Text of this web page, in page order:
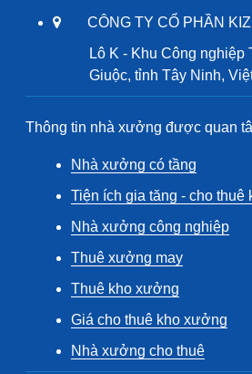
CÔNG TY CỔ PHẦN
Lô K - Khu Công nghiệp
Giuộc, tỉnh Tây Ninh,
Thông tin nhà xưởng được quan
Nhà xưởng có tầng
Tiện ích gia tăng - cho thuê
Nhà xưởng công nghiệp
Thuê xưởng may
Thuê kho xưởng
Giá cho thuê kho xưởng
Nhà xưởng cho thuê